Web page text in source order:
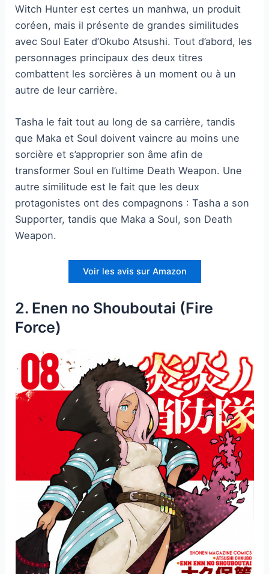
Witch Hunter est certes un manhwa, un produit
coréen, mais il présente de grandes similitudes
avec Soul Eater d’Okubo Atsushi. Tout d’abord, les
personnages principaux des deux titres
combattent les sorcières à un moment ou à un
autre de leur carrière.
Tasha le fait tout au long de sa carrière, tandis
que Maka et Soul doivent vaincre au moins une
sorcière et s’approprier son âme afin de
transformer Soul en l’ultime Death Weapon. Une
autre similitude est le fait que les deux
protagonistes ont des compagnons : Tasha a son
Supporter, tandis que Maka a Soul, son Death
Weapon.
Voir les avis sur Amazon
2. Enen no Shouboutai (Fire
Force)